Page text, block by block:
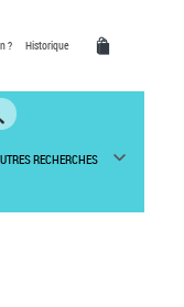
? Historique
RECHERCHES